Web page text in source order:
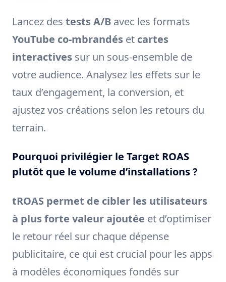
Lancez des tests A/B avec les formats
YouTube co-mbrandés et cartes
interactives sur un sous-ensemble de
votre audience. Analysez les effets sur le
taux d’engagement, la conversion, et
ajustez vos créations selon les retours du
terrain.
Pourquoi privilégier le Target ROAS
plutôt que le volume d’installations ?
tROAS permet de cibler les utilisateurs
à plus forte valeur ajoutée et d’optimiser
le retour réel sur chaque dépense
publicitaire, ce qui est crucial pour les apps
à modèles économiques fondés sur